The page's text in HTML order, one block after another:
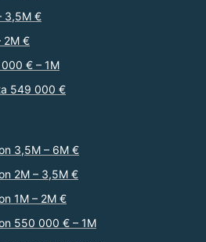
3,5M €
2M €
€ – 1M
549 000 €
3,5M – 6M €
2M – 3,5M €
1M – 2M €
550 000 € – 1M